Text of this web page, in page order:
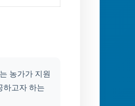
농가가 지원
하고자 하는